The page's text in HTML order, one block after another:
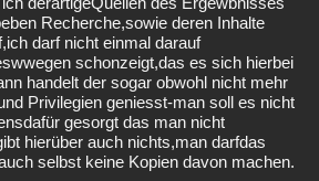
Recherche,sowie deren Inhalte
darf nicht einmal darauf
schonzeigt,das es sich hierbei
handelt der sogar obwohl nicht mehr
Privilegien geniesst-man soll es nicht
gesorgt das man nicht
hierüber auch nichts,man darfdas
selbst keine Kopien davon machen.